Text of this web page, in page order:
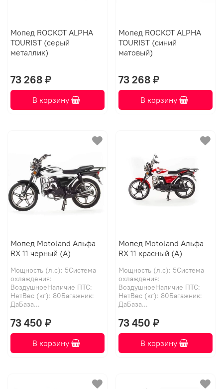
Мопед ROCKOT ALPHA
TOURIST (серый
металлик)
73 268 ₽
В корзину
Мопед ROCKOT ALPHA
TOURIST (синий
матовый)
73 268 ₽
В корзину
Мопед Motoland Альфа
RX 11 черный (A)
Мощность (л.с): 5Система
охлаждения:
ВоздушноеНаличие ПТС:
НетВес (кг): 80Багажник:
ДаБаза...
73 450 ₽
В корзину
Мопед Motoland Альфа
RX 11 красный (А)
Мощность (л.с): 5Система
охлаждения:
ВоздушноеНаличие ПТС:
НетВес (кг): 80Багажник:
ДаБаза...
73 450 ₽
В корзину